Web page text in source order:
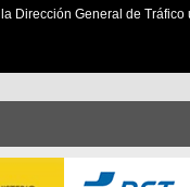
Dirección General de